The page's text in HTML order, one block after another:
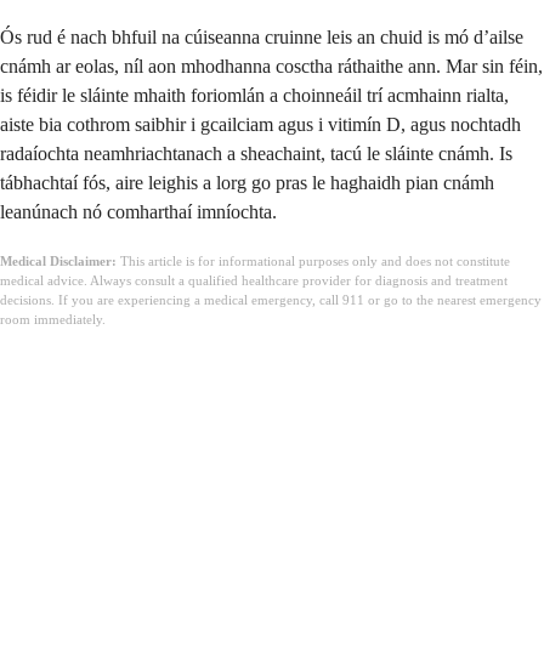
Ós rud é nach bhfuil na cúiseanna cruinne leis an chuid is mó d’ailse
cnámh ar eolas, níl aon mhodhanna cosctha ráthaithe ann. Mar sin féin,
is féidir le sláinte mhaith foriomlán a choinneáil trí acmhainn rialta,
aiste bia cothrom saibhir i gcailciam agus i vitimín D, agus nochtadh
radaíochta neamhriachtanach a sheachaint, tacú le sláinte cnámh. Is
tábhachtaí fós, aire leighis a lorg go pras le haghaidh pian cnámh
leanúnach nó comharthaí imníochta.
Medical Disclaimer: This article is for informational purposes only and does not constitute
medical advice. Always consult a qualified healthcare provider for diagnosis and treatment
decisions. If you are experiencing a medical emergency, call 911 or go to the nearest emergency
room immediately.